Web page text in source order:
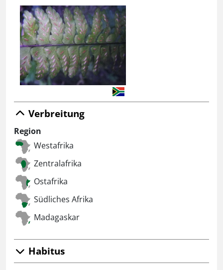
Verbreitung
Region
Westafrika
Zentralafrika
Ostafrika
Südliches Afrika
Madagaskar
Habitus